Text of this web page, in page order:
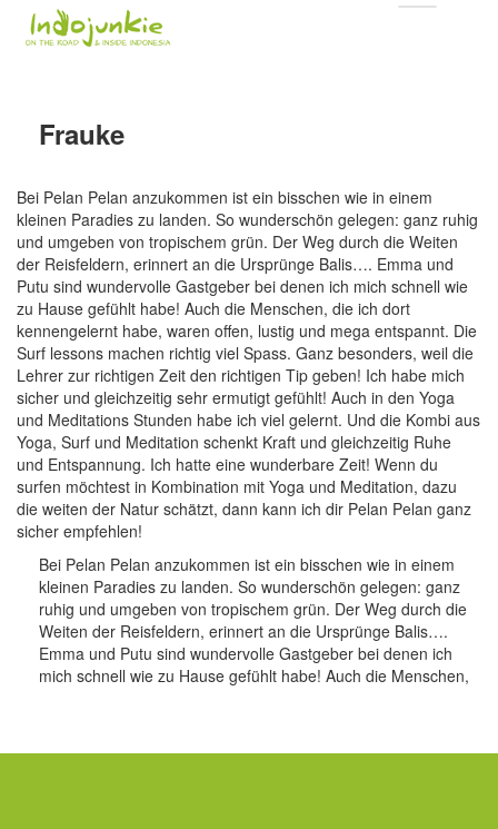
Frauke
Bei Pelan Pelan anzukommen ist ein bisschen wie in einem
kleinen Paradies zu landen. So wunderschön gelegen: ganz ruhig
und umgeben von tropischem grün. Der Weg durch die Weiten
der Reisfeldern, erinnert an die Ursprünge Balis…. Emma und
Putu sind wundervolle Gastgeber bei denen ich mich schnell wie
zu Hause gefühlt habe! Auch die Menschen, die ich dort
kennengelernt habe, waren offen, lustig und mega entspannt. Die
Surf lessons machen richtig viel Spass. Ganz besonders, weil die
Lehrer zur richtigen Zeit den richtigen Tip geben! Ich habe mich
sicher und gleichzeitig sehr ermutigt gefühlt! Auch in den Yoga
und Meditations Stunden habe ich viel gelernt. Und die Kombi aus
Yoga, Surf und Meditation schenkt Kraft und gleichzeitig Ruhe
und Entspannung. Ich hatte eine wunderbare Zeit! Wenn du
surfen möchtest in Kombination mit Yoga und Meditation, dazu
die weiten der Natur schätzt, dann kann ich dir Pelan Pelan ganz
sicher empfehlen!
Bei Pelan Pelan anzukommen ist ein bisschen wie in einem
kleinen Paradies zu landen. So wunderschön gelegen: ganz
ruhig und umgeben von tropischem grün. Der Weg durch die
Weiten der Reisfeldern, erinnert an die Ursprünge Balis….
Emma und Putu sind wundervolle Gastgeber bei denen ich
mich schnell wie zu Hause gefühlt habe! Auch die Menschen,